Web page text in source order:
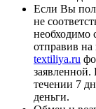
Если Вы
не
необходимо
отправив
textiliya.ru
течении 7
деньги.